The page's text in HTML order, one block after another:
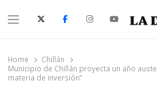
Menu
Home
Chillán
Municipio de Chillán proyecta un año
materia de inversión”